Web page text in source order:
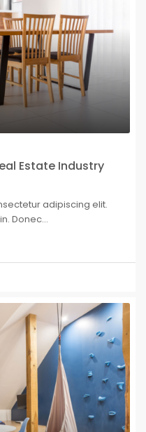
Estate Industry
adipiscing elit.
Donec...